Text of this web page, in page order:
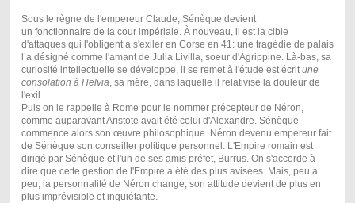
Sous le règne de l'empereur Claude, Sénèque devient
un fonctionnaire de la cour impériale. À nouveau, il est la cible
d'attaques qui l'obligent à s'exiler en Corse en 41: une tragédie de palais
l’a désigné comme l'amant de Julia Livilla, soeur d'Agrippine. Là-bas, sa
curiosité intellectuelle se développe, il se remet à l'étude est écrit une
consolation à Helvia , sa mère, dans laquelle il relativise la douleur de
l'exil.
Puis on le rappelle à Rome pour le nommer précepteur de Néron,
comme auparavant Aristote avait été celui d'Alexandre. Sénèque
commence alors son œuvre philosophique. Néron devenu empereur fait
de Sénèque son conseiller politique personnel. L'Empire romain est
dirigé par Sénèque et l'un de ses amis préfet, Burrus. On s'accorde à
dire que cette gestion de l'Empire a été des plus avisées. Mais, peu à
peu, la personnalité de Néron change, son attitude devient de plus en
plus imprévisible et inquiétante.